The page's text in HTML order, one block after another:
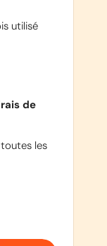
utilisé
de
les